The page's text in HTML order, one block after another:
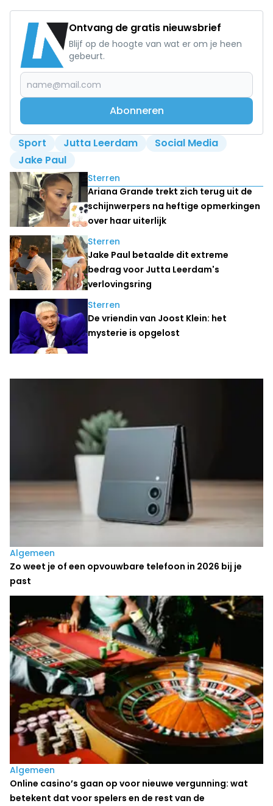
Ontvang de gratis nieuwsbrief
Blijf op de hoogte van wat er om je heen
gebeurt.
Abonneren
Sport Jutta Leerdam
Social Media
Jake Paul
Lees ook
Sterren
Ariana Grande trekt zich terug uit de
schijnwerpers na heftige opmerkingen
over haar uiterlijk
Sterren
Jake Paul betaalde dit extreme
bedrag voor Jutta Leerdam's
verlovingsring
Sterren
De vriendin van Joost Klein: het
mysterie is opgelost
Laatste nieuws
Algemeen
Zo weet je of een opvouwbare telefoon in 2026 bij je
past
Algemeen
Online casino’s gaan op voor nieuwe vergunning: wat
betekent dat voor spelers en de rest van de